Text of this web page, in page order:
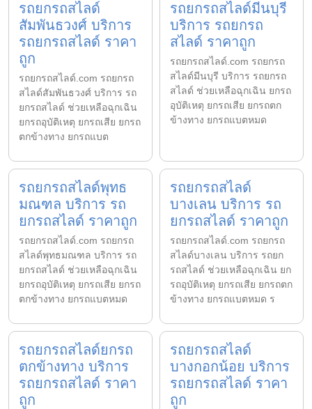
รถยกรถสไลด์
สัมพันธวงศ์ บริการ
รถยกรถสไลด์ ราคา
ถูก
รถยกรถสไลด์.com รถยกรถ
สไลด์สัมพันธวงศ์ บริการ รถ
ยกรถสไลด์ ช่วยเหลือฉุกเฉิน
ยกรถอุบัติเหตุ ยกรถเสีย ยกรถ
ตกข้างทาง ยกรถแบต
รถยกรถสไลด์มีนบุรี
บริการ รถยกรถ
สไลด์ ราคาถูก
รถยกรถสไลด์.com รถยกรถ
สไลด์มีนบุรี บริการ รถยกรถ
สไลด์ ช่วยเหลือฉุกเฉิน ยกรถ
อุบัติเหตุ ยกรถเสีย ยกรถตก
ข้างทาง ยกรถแบตหมด
รถยกรถสไลด์พุทธ
มณฑล บริการ รถ
ยกรถสไลด์ ราคาถูก
รถยกรถสไลด์.com รถยกรถ
สไลด์พุทธมณฑล บริการ รถ
ยกรถสไลด์ ช่วยเหลือฉุกเฉิน
ยกรถอุบัติเหตุ ยกรถเสีย ยกรถ
ตกข้างทาง ยกรถแบตหมด
รถยกรถสไลด์
บางเลน บริการ รถ
ยกรถสไลด์ ราคาถูก
รถยกรถสไลด์.com รถยกรถ
สไลด์บางเลน บริการ รถยก
รถสไลด์ ช่วยเหลือฉุกเฉิน ยก
รถอุบัติเหตุ ยกรถเสีย ยกรถตก
ข้างทาง ยกรถแบตหมด ร
รถยกรถสไลด์ยกรถ
ตกข้างทาง บริการ
รถยกรถสไลด์ ราคา
ถูก
รถยกรถสไลด์
บางกอกน้อย บริการ
รถยกรถสไลด์ ราคา
ถูก